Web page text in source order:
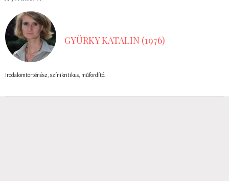
GYÜRKY KATALIN (1976)
Irodalomtörténész, színikritikus, műfordító.